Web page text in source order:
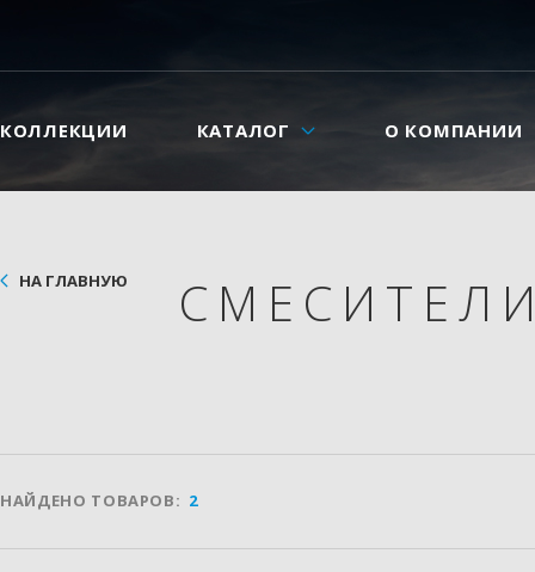
КОЛЛЕКЦИИ КАТАЛОГ О КОМПАНИИ
НА ГЛАВНУЮ
НАЙДЕНО ТОВАРОВ: 2